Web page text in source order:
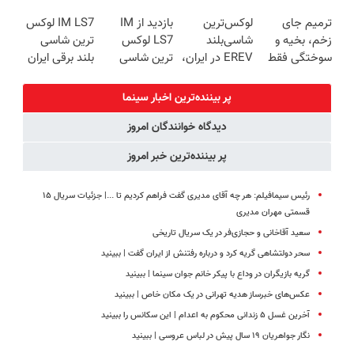
روزه ساخت!
ساخت!!!
ایران شد
را جوان می کند
ترمیم جای
زخم، بخیه و
سوختگی فقط
لوکس‌ترین
شاسی‌بلند
EREV در ایران،
موتور رونمایی
شد!
بازدید از IM
LS7 لوکس
ترین شاسی
در باشگاه
انقلاب
IM LS7 لوکس
ترین شاسی
بلند برقی ایران
پر بیننده‌ترین اخبار سینما
دیدگاه خوانندگان امروز
پر بیننده‌ترین خبر امروز
رئیس سیمافیلم: هر چه آقای مدیری گفت فراهم کردیم تا ...| جزئیات سریال ۱۵
قسمتی مهران مدیری
سعید آقاخانی و حجازی‌فر در یک سریال تاریخی
سحر دولتشاهی گریه کرد و درباره رفتنش از ایران گفت | ببینید
گریه بازیگران در وداع با پیکر خانم جوان سینما | ببینید
عکس‌های خبرساز هدیه تهرانی در یک مکان خاص | ببینید
آخرین غسل ۵ زندانی محکوم به اعدام | این سکانس را ببینید
نگار جواهریان ۱۹ سال پیش در لباس عروسی | ببینید